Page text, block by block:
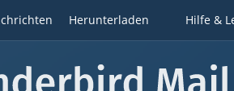
Herunterladen Hilfe &